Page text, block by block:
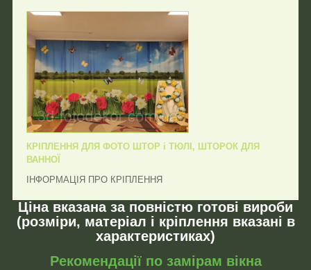
КРІПЛЕННЯ ДЛЯ ФОТО ШТОР і ТЮЛІ, ШТОРОК ДЛЯ
ВАННОЇ
ІНФОРМАЦІЯ ПРО КРІПЛЕННЯ
Ціна вказана за повністю готові вироби
(розміри, матеріал і кріплення вказані в
характеристиках)
Рекомендації по замірам вікна